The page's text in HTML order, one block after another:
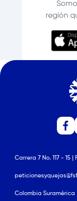
región
Carrera 7 No. 117 - 15 |
Colombia Suramérica